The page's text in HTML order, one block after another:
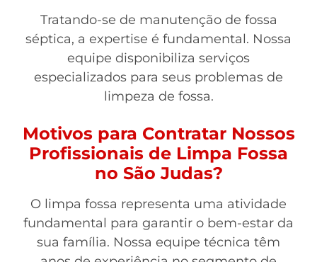
Tratando-se de manutenção de fossa
séptica, a expertise é fundamental. Nossa
equipe disponibiliza serviços
especializados para seus problemas de
limpeza de fossa.
Motivos para Contratar Nossos
Profissionais de Limpa Fossa
no São Judas?
O limpa fossa representa uma atividade
fundamental para garantir o bem-estar da
sua família. Nossa equipe técnica têm